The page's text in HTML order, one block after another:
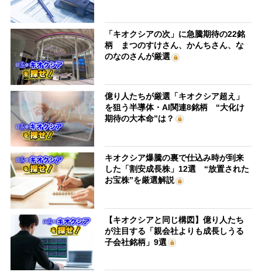
「キオクシアの次」に急騰期待の22銘
柄 まつのすけさん、かんちさん、な
のなのさんが厳選
億り人たちが厳選「キオクシア超え」
を狙う半導体・AI関連8銘柄 “大化け
期待の大本命”は？
キオクシア爆騰の裏で仕込み時が到来
した「割安成長株」12選 “放置された
お宝株”を厳選解説
【キオクシアと同じ構図】億り人たち
が注目する「親会社よりも成長しうる
子会社銘柄」9選